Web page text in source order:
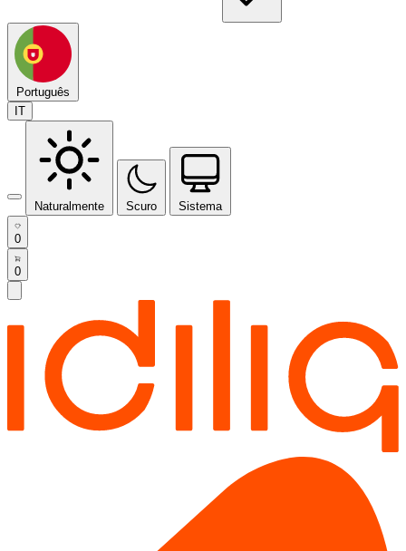
Português
IT
Naturalmente Scuro Sistema
0
0